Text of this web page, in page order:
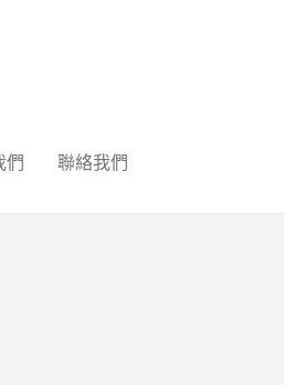
們
聯絡我們